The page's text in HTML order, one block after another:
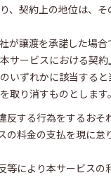
、契約上の地位は、
が譲渡を承諾した場合
サービスにおける契
いずれかに該当する
取り消すものとします。
反する行為をするおそ
の料金の支払を現に怠
等により本サービス